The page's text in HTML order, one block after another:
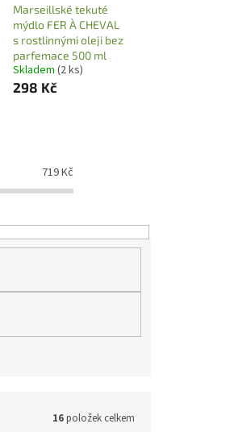
Marseillské tekuté
mýdlo FER À CHEVAL
s rostlinnými oleji bez
parfemace 500 ml
Skladem (2 ks)
298 Kč
719Kč
16položek celkem